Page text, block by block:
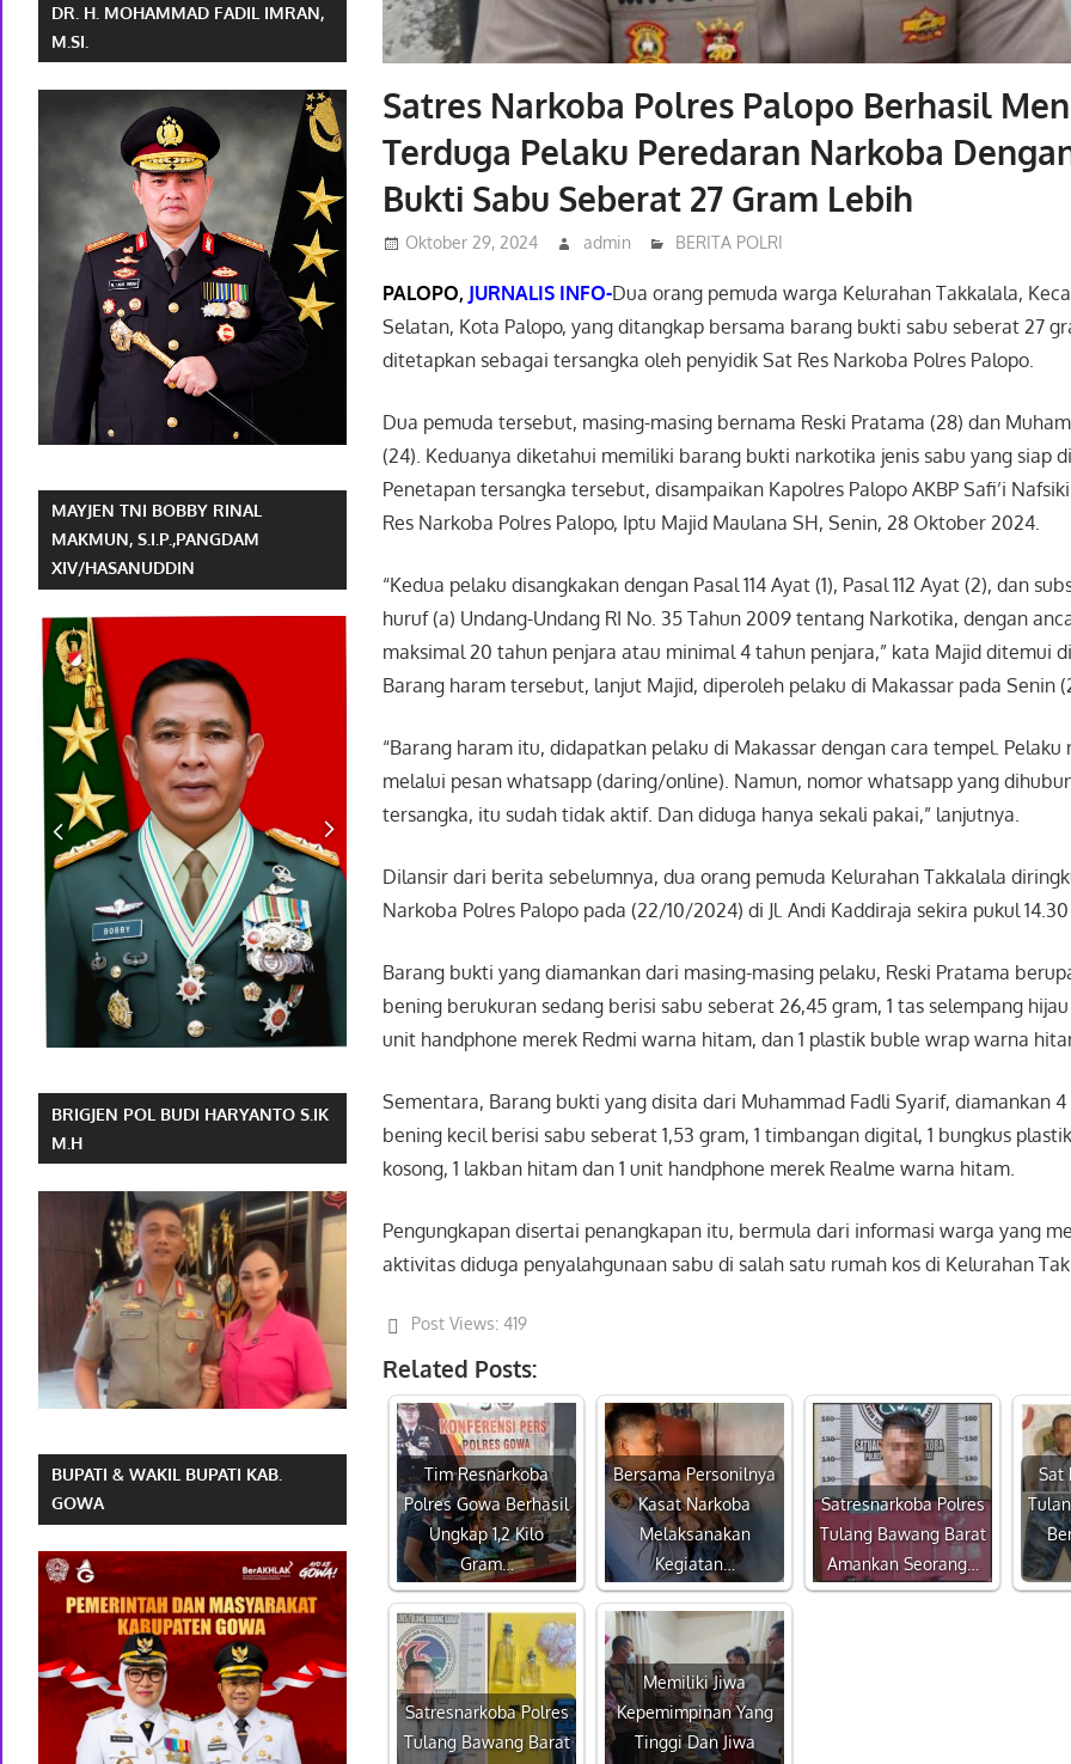
Satres Narkoba Polres Palopo Berhasil
Terduga Pelaku Peredaran Narkoba
Bukti Sabu Seberat 27 Gram Lebih
Oktober 29, 2024 admin BERITA POLRI
PALOPO, JURNALIS INFO-Dua orang pemuda warga Kelurahan Takkalala,
Selatan, Kota Palopo, yang ditangkap bersama barang bukti sabu seberat 27
ditetapkan sebagai tersangka oleh penyidik Sat Res Narkoba Polres Palopo.
Dua pemuda tersebut, masing-masing bernama Reski Pratama (28) dan
(24). Keduanya diketahui memiliki barang bukti narkotika jenis sabu yang siap
Penetapan tersangka tersebut, disampaikan Kapolres Palopo AKBP Safi’i
Res Narkoba Polres Palopo, Iptu Majid Maulana SH, Senin, 28 Oktober 2024.
“Kedua pelaku disangkakan dengan Pasal 114 Ayat (1), Pasal 112 Ayat (2), dan
huruf (a) Undang-Undang RI No. 35 Tahun 2009 tentang Narkotika, dengan
maksimal 20 tahun penjara atau minimal 4 tahun penjara,” kata Majid ditemui
Barang haram tersebut, lanjut Majid, diperoleh pelaku di Makassar pada Senin
“Barang haram itu, didapatkan pelaku di Makassar dengan cara tempel. Pelaku
melalui pesan whatsapp (daring/online). Namun, nomor whatsapp yang
tersangka, itu sudah tidak aktif. Dan diduga hanya sekali pakai,” lanjutnya.
Dilansir dari berita sebelumnya, dua orang pemuda Kelurahan Takkalala
Narkoba Polres Palopo pada (22/10/2024) di Jl. Andi Kaddiraja sekira pukul
Barang bukti yang diamankan dari masing-masing pelaku, Reski Pratama
bening berukuran sedang berisi sabu seberat 26,45 gram, 1 tas selempang
unit handphone merek Redmi warna hitam, dan 1 plastik buble wrap warna
Sementara, Barang bukti yang disita dari Muhammad Fadli Syarif, diamankan
bening kecil berisi sabu seberat 1,53 gram, 1 timbangan digital, 1 bungkus
kosong, 1 lakban hitam dan 1 unit handphone merek Realme warna hitam.
Pengungkapan disertai penangkapan itu, bermula dari informasi warga yang
aktivitas diduga penyalahgunaan sabu di salah satu rumah kos di Kelurahan
Post Views: 419
Related Posts:
Tim Resnarkoba
Polres Gowa Berhasil
Ungkap 1,2 Kilo
Gram…
Bersama Personilnya
Kasat Narkoba
Melaksanakan
Kegiatan…
Satresnarkoba Polres
Tulang Bawang Barat
Amankan Seorang…
Sat
Satresnarkoba Polres
Tulang Bawang Barat
Memiliki Jiwa
Kepemimpinan Yang
Tinggi Dan Jiwa
DR. H. MOHAMMAD FADIL IMRAN,
M.SI.
MAYJEN TNI BOBBY RINAL
MAKMUN, S.I.P.,PANGDAM
XIV/HASANUDDIN
BRIGJEN POL BUDI HARYANTO S.IK
M.H
BUPATI & WAKIL BUPATI KAB.
GOWA